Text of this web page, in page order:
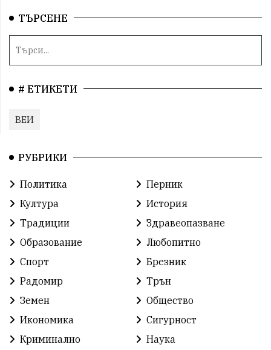
ТЪРСЕНЕ
# ЕТИКЕТИ
ВЕИ
РУБРИКИ
Политика
Перник
Култура
История
Традиции
Здравеопазване
Образование
Любопитно
Спорт
Брезник
Радомир
Трън
Земен
Общество
Икономика
Сигурност
Криминално
Наука